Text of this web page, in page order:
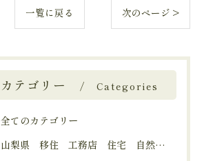
一覧に戻る 次のページ >
カテゴリー Categories
全てのカテゴリー
山梨県 移住 工務店 住宅 自然 気候